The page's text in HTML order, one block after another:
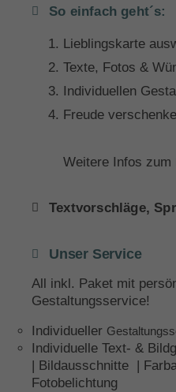
So einfach geht´s:
Lieblingskarte
Texte, Fotos &
Individuellen
Freude
Weitere Infos zum
Textvorschläge,
Unser Service
All inkl. Paket mit
Gestaltungsservice!
Individueller
Individuelle Text- &
| Bildausschnitte |
Fotobelichtung